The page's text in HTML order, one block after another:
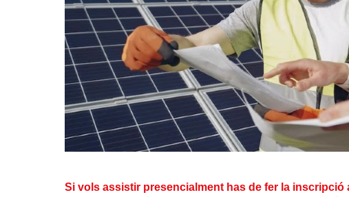
Si vols assistir presencialment has de fer la inscripció